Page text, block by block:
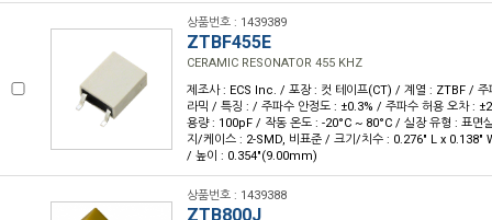
상품번호 : 1439389
ZTBF455E
CERAMIC RESONATOR 455 KHZ
제조사 : ECS Inc. / 포장 : 컷 테이프(CT) / 계열 : ZTBF /
라믹 / 특징 : / 주파수 안정도 : ±0.3% / 주파수 허용 오차 :
용량 : 100pF / 작동 온도 : -20°C ~ 80°C / 실장 유형 : 표면
지/케이스 : 2-SMD, 비표준 / 크기/치수 : 0.276" L x
/ 높이 : 0.354"(9.00mm)
상품번호 : 1439388
ZTB800J